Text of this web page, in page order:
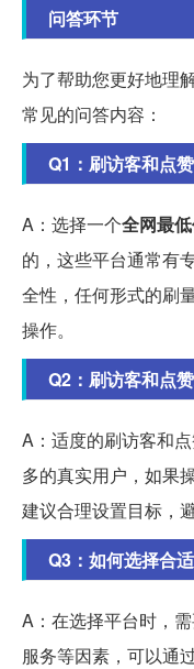
问答环节
为了帮助您更好地理
常见的问答内容：
Q1：刷访客和点
A：选择一个全网最
的，这些平台通常有
全性，任何形式的刷
操作。
Q2：刷访客和点
A：适度的刷访客和
多的真实用户，如果
建议合理设置目标，
Q3：如何选择合
A：在选择平台时，
服务等因素，可以通